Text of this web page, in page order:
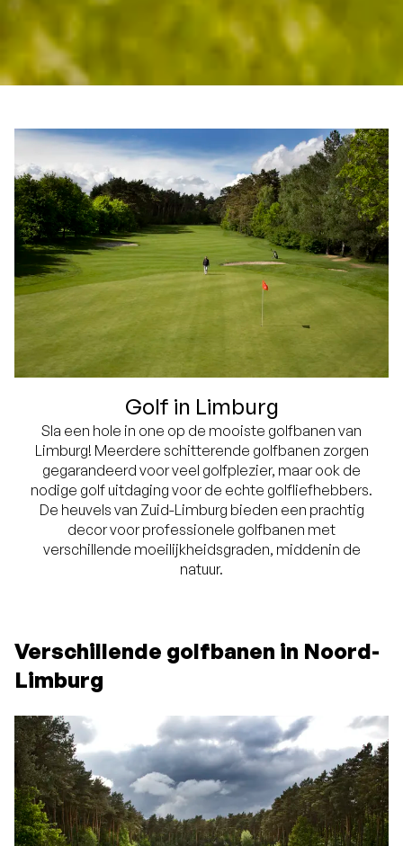
Golf in Limburg
Sla een hole in one op de mooiste golfbanen van
Limburg! Meerdere schitterende golfbanen zorgen
gegarandeerd voor veel golfplezier, maar ook de
nodige golf uitdaging voor de echte golfliefhebbers.
De heuvels van Zuid-Limburg bieden een prachtig
decor voor professionele golfbanen met
verschillende moeilijkheidsgraden, middenin de
natuur.
Verschillende golfbanen in Noord-
Limburg